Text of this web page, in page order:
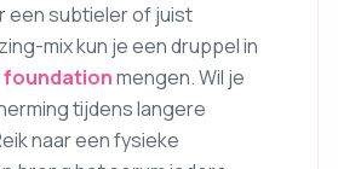
een subtieler of juist
mix kun je een druppel in
foundationmengen. Wil je
tijdens langere
naar een fysieke